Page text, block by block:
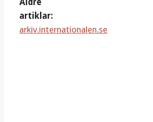
Äldre
artiklar:
arkiv.internationalen.se